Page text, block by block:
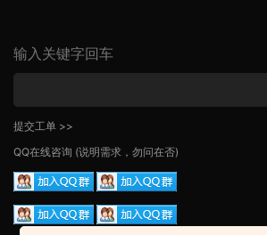
输入关键字回车
提交工单 >>
QQ在线咨询 (说明需求，勿问在否)